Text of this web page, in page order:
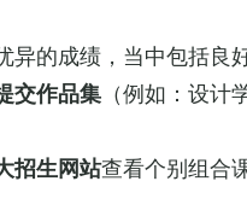
异的成绩，当中包括良
交作品集 （例如：设计
招生网站查看个别组合